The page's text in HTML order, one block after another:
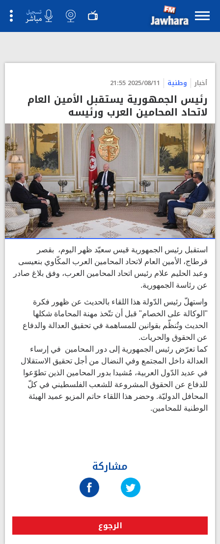
أخبار وطنية 2025/08/11 21:55
رئيس الجمهورية يستقبل الأمين العام
لاتحاد المحامين العرب ورئيسه
استقبل رئيس الجمهورية قيس سعيّد ظهر اليوم، بقصر
قرطاج، الأمين العام لاتحاد المحامين العرب المكّاوي بنعيسى
وعبد الحليم علام رئيس اتحاد المحامين العرب، وفق بلاغ صادر
عن رئاسة الجمهورية.
واستهلّ رئيس الدّولة هذا اللقاء بالحديث عن ظهور فكرة
"الوكالة على الخصام" قبل أن تتّخذ مهنة المحاماة شكلها
الحديث وتُنظّم بقوانين للمساهمة في تحقيق العدالة والدفاع
عن الحقوق والحريات.
كما تعرّض رئيس الجمهورية إلى دور المحامين في إرساء
العدالة داخل المجتمع وفي النضال من أجل تحقيق الاستقلال
في عديد الدّول العربية، مُشيدا بدور المحامين الذين تطوّعوا
للدفاع عن الحقوق المشروعة للشعب الفلسطيني في كلّ
المحافل الدوليّة. وحضر هذا اللقاء حاتم المزيو عميد الهيئة
الوطنية للمحامين.
مشاركة
الرجوع